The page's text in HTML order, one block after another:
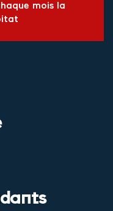
mois la